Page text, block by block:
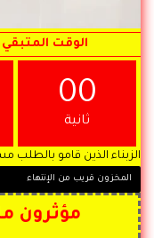
الوقت
00
ثانية
الزبناء الذين قامو بالطلب
المخزون قريب من الإنتهاء
مؤثرون